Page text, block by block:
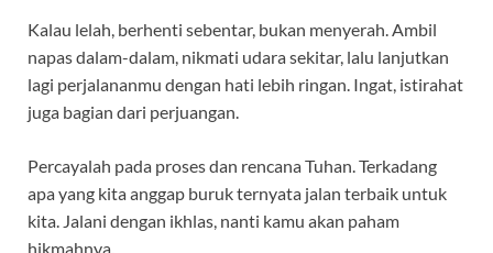
Kalau lelah, berhenti sebentar, bukan menyerah. Ambil
napas dalam-dalam, nikmati udara sekitar, lalu lanjutkan
lagi perjalananmu dengan hati lebih ringan. Ingat, istirahat
juga bagian dari perjuangan.
Percayalah pada proses dan rencana Tuhan. Terkadang
apa yang kita anggap buruk ternyata jalan terbaik untuk
kita. Jalani dengan ikhlas, nanti kamu akan paham
hikmahnya.